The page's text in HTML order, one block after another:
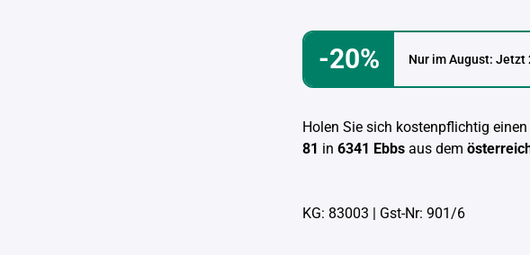
-20% Nur im August: Jetzt
Holen Sie sich kostenpflichtig
81 in 6341 Ebbs aus dem
KG: 83003 | Gst-Nr: 901/6